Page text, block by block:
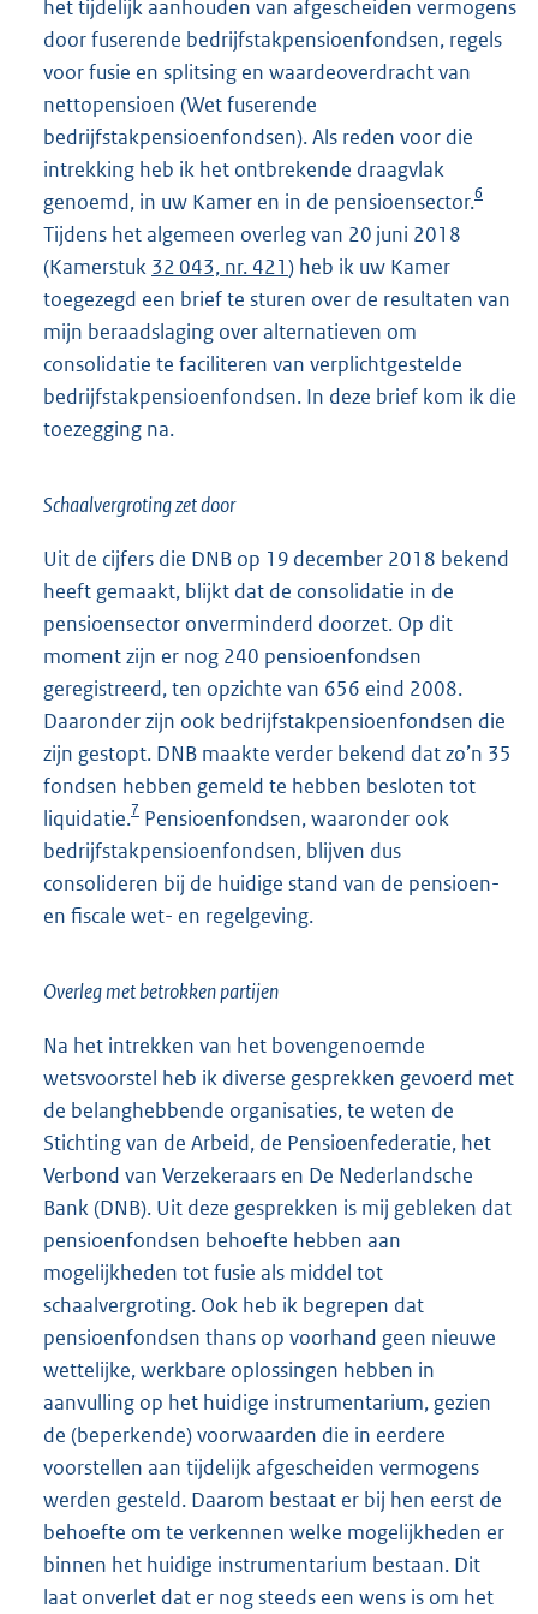
het tijdelijk aanhouden van afgescheiden vermogens
door fuserende bedrijfstakpensioenfondsen, regels
voor fusie en splitsing en waardeoverdracht van
nettopensioen (Wet fuserende
bedrijfstakpensioenfondsen). Als reden voor die
intrekking heb ik het ontbrekende draagvlak
genoemd, in uw Kamer en in de pensioensector.6
Tijdens het algemeen overleg van 20 juni 2018
(Kamerstuk 32 043, nr. 421) heb ik uw Kamer
toegezegd een brief te sturen over de resultaten van
mijn beraadslaging over alternatieven om
consolidatie te faciliteren van verplichtgestelde
bedrijfstakpensioenfondsen. In deze brief kom ik die
toezegging na.
Schaalvergroting zet door
Uit de cijfers die DNB op 19 december 2018 bekend
heeft gemaakt, blijkt dat de consolidatie in de
pensioensector onverminderd doorzet. Op dit
moment zijn er nog 240 pensioenfondsen
geregistreerd, ten opzichte van 656 eind 2008.
Daaronder zijn ook bedrijfstakpensioenfondsen die
zijn gestopt. DNB maakte verder bekend dat zo’n 35
fondsen hebben gemeld te hebben besloten tot
liquidatie.7 Pensioenfondsen, waaronder ook
bedrijfstakpensioenfondsen, blijven dus
consolideren bij de huidige stand van de pensioen-
en fiscale wet- en regelgeving.
Overleg met betrokken partijen
Na het intrekken van het bovengenoemde
wetsvoorstel heb ik diverse gesprekken gevoerd met
de belanghebbende organisaties, te weten de
Stichting van de Arbeid, de Pensioenfederatie, het
Verbond van Verzekeraars en De Nederlandsche
Bank (DNB). Uit deze gesprekken is mij gebleken dat
pensioenfondsen behoefte hebben aan
mogelijkheden tot fusie als middel tot
schaalvergroting. Ook heb ik begrepen dat
pensioenfondsen thans op voorhand geen nieuwe
wettelijke, werkbare oplossingen hebben in
aanvulling op het huidige instrumentarium, gezien
de (beperkende) voorwaarden die in eerdere
voorstellen aan tijdelijk afgescheiden vermogens
werden gesteld. Daarom bestaat er bij hen eerst de
behoefte om te verkennen welke mogelijkheden er
binnen het huidige instrumentarium bestaan. Dit
laat onverlet dat er nog steeds een wens is om het